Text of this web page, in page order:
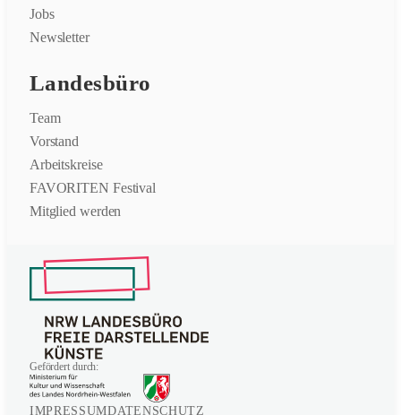
Jobs
Newsletter
Landesbüro
Team
Vorstand
Arbeitskreise
FAVORITEN Festival
Mitglied werden
Gefördert durch:
IMPRESSUMDATENSCHUTZ